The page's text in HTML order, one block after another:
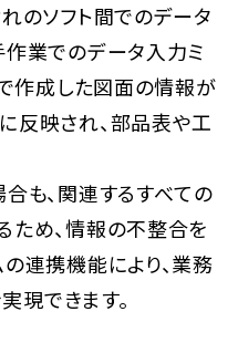
のソフト間でのデータ
作業でのデータ入力ミ
作成した図面の情報が
反映され、部品表や工
も、関連するすべての
ため、情報の不整合を
連携機能により、業務
現できます。